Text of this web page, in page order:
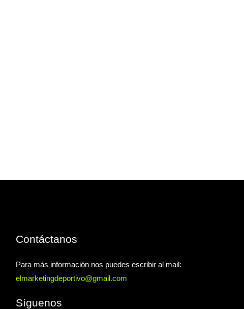
Contáctanos
Para más información nos puedes escribir al mail:
elmarketingdeportivo@gmail.com
Síguenos